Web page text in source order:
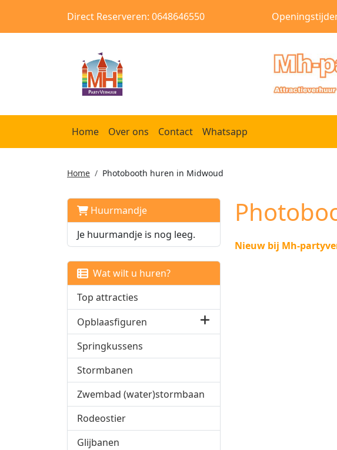
Direct Reserveren: 0648646550
Home Over ons Contact Whatsapp
Home Photobooth huren in Midwoud
Huurmandje
Je huurmandje is nog leeg.
Wat wilt u huren?
Top attracties
Opblaasfiguren
Springkussens
Stormbanen
Zwembad (water)stormbaan
Rodeostier
Glijbanen
Nieuw bij Mh-